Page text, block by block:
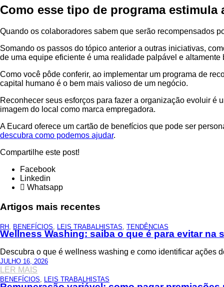
Como esse tipo de programa
Quando os colaboradores sabem que serão recompensados
Somando os passos do tópico anterior a outras iniciativas,
de uma equipe eficiente é uma realidade palpável e
Como você pôde conferir, ao implementar um programa de
capital humano é o bem mais valioso de um negócio.
Reconhecer seus esforços para fazer a organização evoluir é
imagem do local como marca empregadora.
A Eucard oferece um cartão de benefícios que pode ser
descubra como podemos ajudar.
Compartilhe este post!
Facebook
Linkedin
Whatsapp
Artigos mais recentes
RH BENEFÍCIOS LEIS TRABALHISTAS TENDÊNCIAS
Wellness Washing: saiba o que é para evitar na
Descubra o que é wellness washing e como identificar ações
JULHO 16, 2026
LER MAIS
BENEFÍCIOS, LEIS TRABALHISTAS